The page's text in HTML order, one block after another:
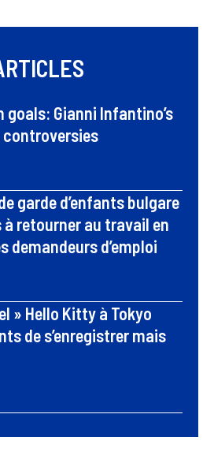
Gianni Infantino’s
controversies
garde d’enfants bulgare
retourner au travail en
demandeurs d’emploi
» Hello Kitty à Tokyo
de s’enregistrer mais